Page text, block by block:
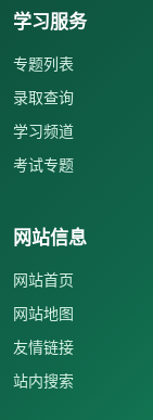
学习服务
专题列表
录取查询
学习频道
考试专题
网站信息
网站首页
网站地图
友情链接
站内搜索